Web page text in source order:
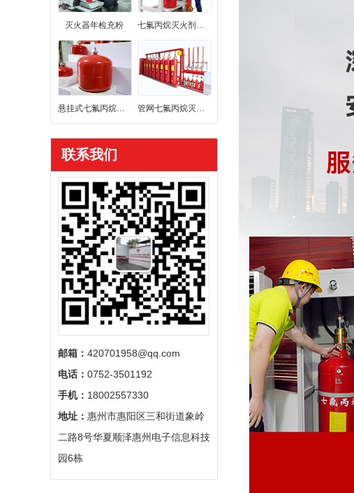
灭火器年检充粉 七氟丙烷灭火剂充装
悬挂式七氟丙烷灭火装置 管网七氟丙烷灭火系统
联系我们
邮箱： 420701958@qq.com
电话： 0752-3501192
手机： 18002557330
地址： 惠州市惠阳区三和街道象岭
二路8号华夏顺泽惠州电子信息科技
园6栋